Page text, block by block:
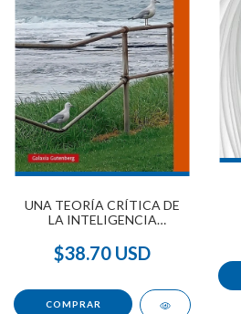
UNA TEORÍA CRÍTICA DE
LA INTELIGENCIA
$38.70 USD